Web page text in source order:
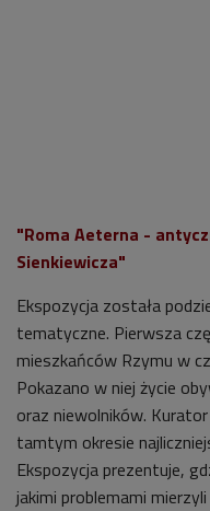
"Roma Aeterna -
Sienkiewicza"
Ekspozycja została
tematyczne. Pierwsza
mieszkańców Rzymu w
Pokazano w niej życie
oraz niewolników.
tamtym okresie
Ekspozycja prezentuje,
jakimi problemami